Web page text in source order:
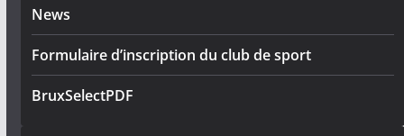
News
Formulaire d’inscription du club de sport
BruxSelectPDF